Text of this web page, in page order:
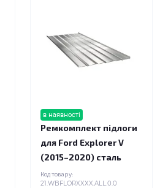
в наявності
Ремкомплект підлоги
для Ford Explorer V
(2015–2020) сталь
Код товару:
21.WBFLORXXXX.ALL.0.0